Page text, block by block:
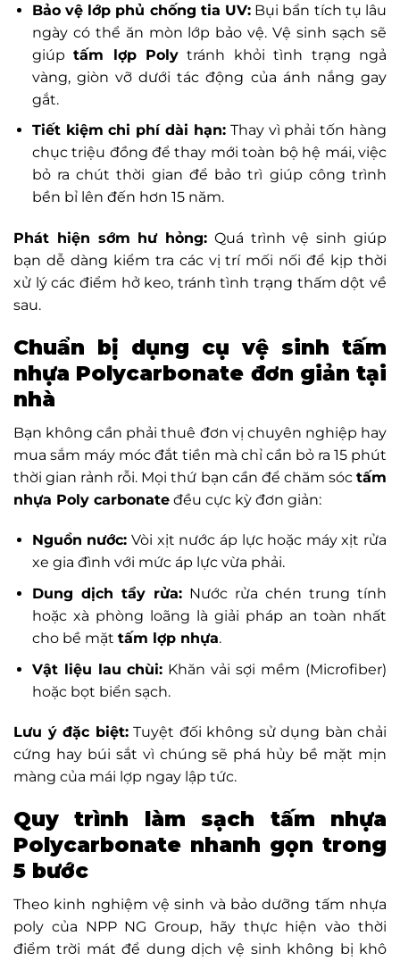
Bảo vệ lớp phủ chống tia UV: Bụi bẩn tích tụ lâu
ngày có thể ăn mòn lớp bảo vệ. Vệ sinh sạch sẽ
giúptấm lợp Poly tránh khỏi tình trạng ngả
vàng, giòn vỡ dưới tác động của ánh nắng gay
gắt.
Tiết kiệm chi phí dài hạn:Thay vì phải tốn hàng
chục triệu đồng để thay mới toàn bộ hệ mái, việc
bỏ ra chút thời gian để bảo trì giúp công trình
bền bỉ lên đến hơn 15 năm.
Phát hiện sớm hư hỏng: Quá trình vệ sinh giúp
bạn dễ dàng kiểm tra các vị trí mối nối để kịp thời
xử lý các điểm hở keo, tránh tình trạng thấm dột về
sau.
Chuẩn bị dụng cụ vệ sinh tấm
nhựa Polycarbonate đơn giản tại
nhà
Bạn không cần phải thuê đơn vị chuyên nghiệp hay
mua sắm máy móc đắt tiền mà chỉ cần bỏ ra 15 phút
thời gian rảnh rỗi. Mọi thứ bạn cần để chăm sóc tấm
nhựa Poly carbonate đều cực kỳ đơn giản:
Nguồn nước: Vòi xịt nước áp lực hoặc máy xịt rửa
xe gia đình với mức áp lực vừa phải.
Dung dịch tẩy rửa:Nước rửa chén trung tính
hoặc xà phòng loãng là giải pháp an toàn nhất
cho bề mặt tấm lợp nhựa.
Vật liệu lau chùi: Khăn vải sợi mềm (Microfiber)
hoặc bọt biển sạch.
Lưu ý đặc biệt:Tuyệt đối không sử dụng bàn chải
cứng hay búi sắt vì chúng sẽ phá hủy bề mặt mịn
màng của mái lợp ngay lập tức.
Quy trình làm sạch tấm nhựa
Polycarbonate nhanh gọn trong
5 bước
Theo kinh nghiệm vệ sinh và bảo dưỡng tấm nhựa
poly của NPP NG Group, hãy thực hiện vào thời
điểm trời mát để dung dịch vệ sinh không bị khô